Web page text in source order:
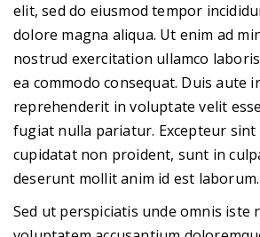
elit, sed do eiusmod tempor
dolore magna aliqua. Ut enim ad
nostrud exercitation ullamco
ea commodo consequat. Duis aute
reprehenderit in voluptate velit
fugiat nulla pariatur. Excepteur sint
cupidatat non proident, sunt in
deserunt mollit anim id est laborum.
Sed ut perspiciatis unde omnis iste